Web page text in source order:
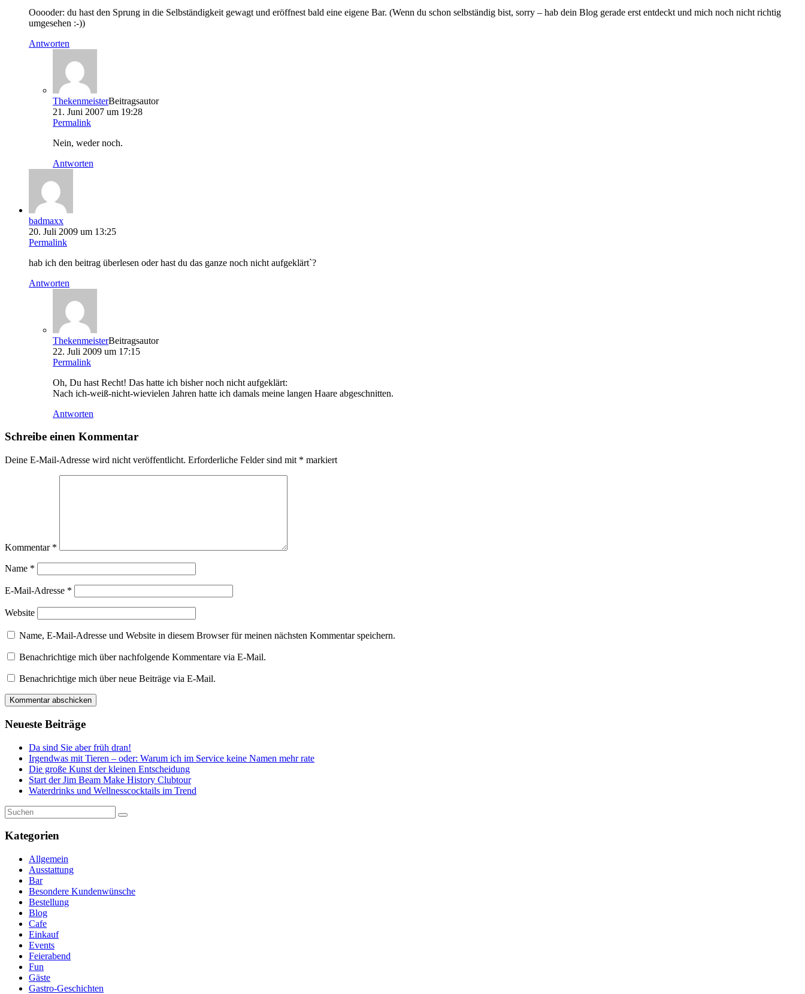
Ooooder: du hast den Sprung in die Selbständigkeit gewagt und eröffnest bald eine eigene Bar. (Wenn du schon selbständig bist, sorry – hab dein Blog gerade erst entdeckt und mich noch nicht richtig
umgesehen :-))
Antworten
ThekenmeisterBeitragsautor
21. Juni 2007 um 19:28
Permalink
Nein, weder noch.
Antworten
badmaxx
20. Juli 2009 um 13:25
Permalink
hab ich den beitrag überlesen oder hast du das ganze noch nicht aufgeklärt`?
Antworten
ThekenmeisterBeitragsautor
22. Juli 2009 um 17:15
Permalink
Oh, Du hast Recht! Das hatte ich bisher noch nicht aufgeklärt:
Nach ich-weiß-nicht-wievielen Jahren hatte ich damals meine langen Haare abgeschnitten.
Antworten
Schreibe einen Kommentar
Deine E-Mail-Adresse wird nicht veröffentlicht. Erforderliche Felder sind mit * markiert
Kommentar *
Name *
E-Mail-Adresse *
Website
Name, E-Mail-Adresse und Website in diesem Browser für meinen nächsten Kommentar speichern.
Benachrichtige mich über nachfolgende Kommentare via E-Mail.
Benachrichtige mich über neue Beiträge via E-Mail.
Neueste Beiträge
Da sind Sie aber früh dran!
Irgendwas mit Tieren – oder: Warum ich im Service keine Namen mehr rate
Die große Kunst der kleinen Entscheidung
Start der Jim Beam Make History Clubtour
Waterdrinks und Wellnesscocktails im Trend
Kategorien
Allgemein
Ausstattung
Bar
Besondere Kundenwünsche
Bestellung
Blog
Cafe
Einkauf
Events
Feierabend
Fun
Gäste
Gastro-Geschichten